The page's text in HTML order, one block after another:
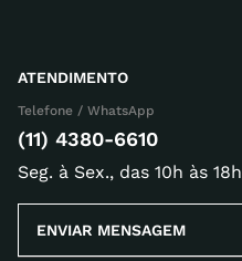
ATENDIMENTO
Telefone / WhatsApp
(11) 4380-6610
Seg. à Sex., das 10h às 18h
ENVIAR MENSAGEM